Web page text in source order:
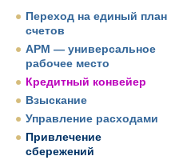
Переход на единый план
счетов
АРМ — универсальное
рабочее место
Кредитный конвейер
Взыскание
Управление расходами
Привлечение
сбережений